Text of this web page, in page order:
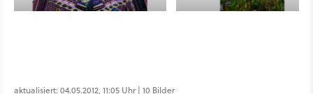
aktualisiert: 04.05.2012, 11:05 Uhr | 10 Bilder